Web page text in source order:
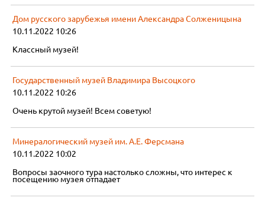
Дом русского зарубежья имени Александра Солженицына
10.11.2022 10:26
Классный музей!
Государственный музей Владимира Высоцкого
10.11.2022 10:26
Очень крутой музей! Всем советую!
Минералогический музей им. А.Е. Ферсмана
10.11.2022 10:02
Вопросы заочного тура настолько сложны, что интерес к
посещению музея отпадает